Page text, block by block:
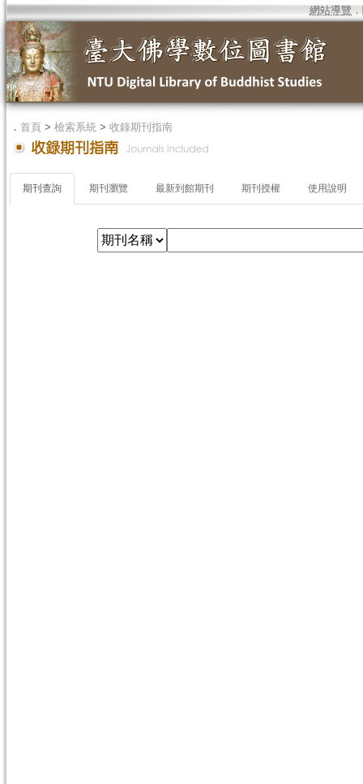
網站導覽 ．
． 首頁 > 檢索系統 > 收錄期刊指南
期刊查詢 期刊瀏覽 最新到館期刊 期刊授權 使用說明